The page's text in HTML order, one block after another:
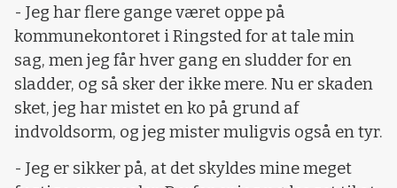
- Jeg har flere gange været oppe på
kommunekontoret i Ringsted for at tale min
sag, men jeg får hver gang en sludder for en
sladder, og så sker der ikke mere. Nu er skaden
sket, jeg har mistet en ko på grund af
indvoldsorm, og jeg mister muligvis også en tyr.
- Jeg er sikker på, at det skyldes mine meget